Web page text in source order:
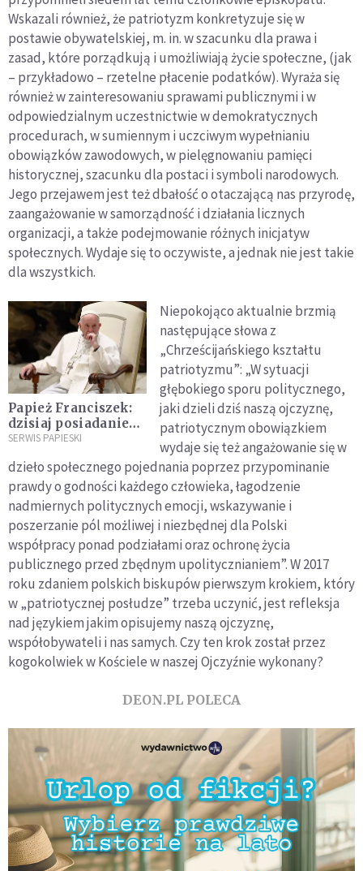
Wskazali również, że patriotyzm konkretyzuje się w
postawie obywatelskiej, m. in. w szacunku dla prawa i
zasad, które porządkują i umożliwiają życie społeczne, (jak
– przykładowo – rzetelne płacenie podatków). Wyraża się
również w zainteresowaniu sprawami publicznymi i w
odpowiedzialnym uczestnictwie w demokratycznych
procedurach, w sumiennym i uczciwym wypełnianiu
obowiązków zawodowych, w pielęgnowaniu pamięci
historycznej, szacunku dla postaci i symboli narodowych.
Jego przejawem jest też dbałość o otaczającą nas przyrodę,
zaangażowanie w samorządność i działania licznych
organizacji, a także podejmowanie różnych inicjatyw
społecznych. Wydaje się to oczywiste, a jednak nie jest takie
dla wszystkich.
Papież Franciszek:
dzisiaj posiadanie
dzieci jest także
SERWIS PAPIESKI
Niepokojąco aktualnie brzmią
następujące słowa z
„Chrześcijańskiego kształtu
patriotyzmu”: „W sytuacji
głębokiego sporu politycznego,
jaki dzieli dziś naszą ojczyznę,
patriotycznym obowiązkiem
wydaje się też angażowanie się w
dzieło społecznego pojednania poprzez przypominanie
prawdy o godności każdego człowieka, łagodzenie
nadmiernych politycznych emocji, wskazywanie i
poszerzanie pól możliwej i niezbędnej dla Polski
współpracy ponad podziałami oraz ochronę życia
publicznego przed zbędnym upolitycznianiem”. W 2017
roku zdaniem polskich biskupów pierwszym krokiem, który
w „patriotycznej posłudze” trzeba uczynić, jest refleksja
nad językiem jakim opisujemy naszą ojczyznę,
współobywateli i nas samych. Czy ten krok został przez
kogokolwiek w Kościele w naszej Ojczyźnie wykonany?
DEON.PL POLECA